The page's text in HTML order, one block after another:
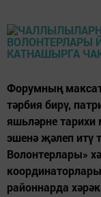
Форумның
тәрбия бирү,
яшьләрне
эшенә җәлеп итү
Волонтерлары»
районнарда